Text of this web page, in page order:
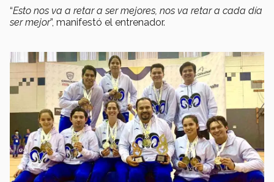
“Esto nos va a retar a ser mejores, nos va retar a cada día
ser mejor”, manifestó el entrenador.